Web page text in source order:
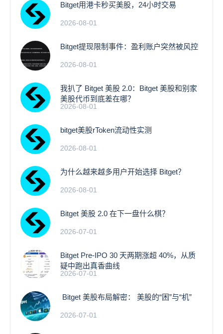
Bitget用港卡秒买美股，24小时交易
2026-08-01
Bitget提现限制事件：盈利账户突然被风控
2026-08-01
我扒了 Bitget 美股 2.0：Bitget 美股和别家
美股代币到底差在哪？
2026-08-01
bitget美股rToken流动性实测
2026-08-01
为什么越来越多用户开始选择 Bitget？
2026-08-01
Bitget 美股 2.0 在下一盘什么棋？
2026-07-01
Bitget Pre-IPO 30 天两期涨超 40%，从质
疑中跑出真香曲线
2026-07-01
Bitget 美股布局解密： 美股的“困”与“机”
2026-07-01